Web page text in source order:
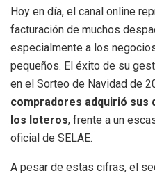
Hoy en día, el canal online
facturación de muchos
especialmente a los
pequeños. El éxito de su
en el Sorteo de Navidad de
compradores adquirió sus
los loteros, frente a un
oficial de SELAE.
A pesar de estas cifras, el